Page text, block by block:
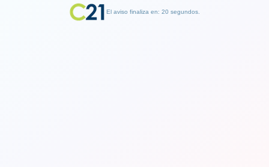
El aviso finaliza en: 19 segundos.